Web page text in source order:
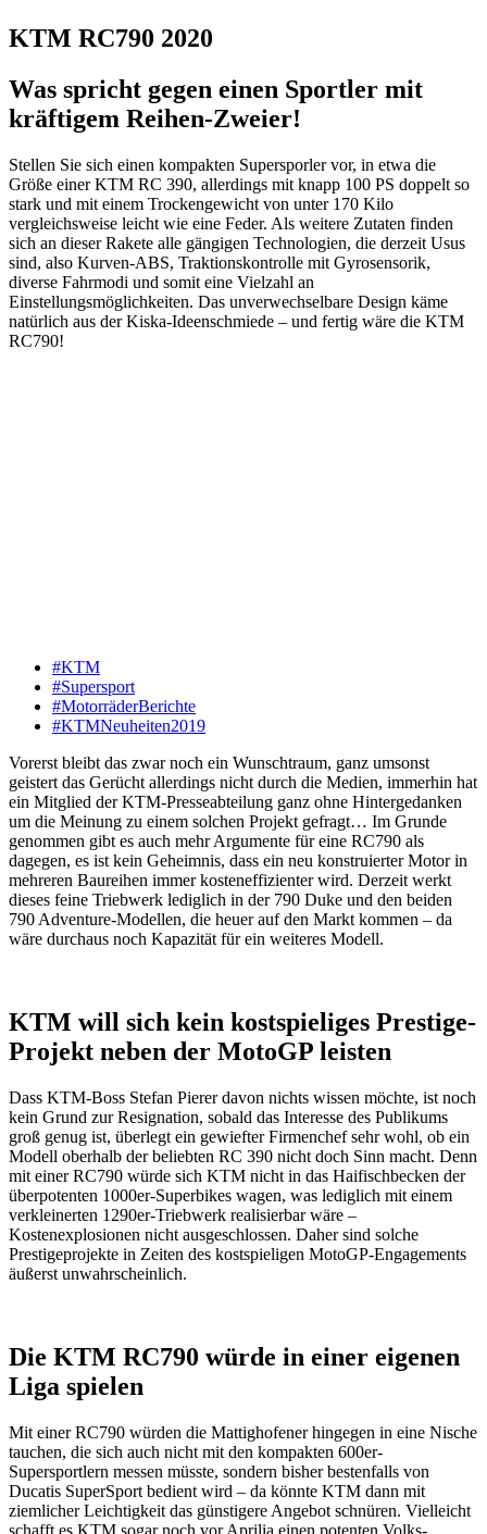
KTM RC790 2020
Was spricht gegen einen Sportler mit
kräftigem Reihen-Zweier!
Stellen Sie sich einen kompakten Supersporler vor, in etwa die
Größe einer KTM RC 390, allerdings mit knapp 100 PS doppelt so
stark und mit einem Trockengewicht von unter 170 Kilo
vergleichsweise leicht wie eine Feder. Als weitere Zutaten finden
sich an dieser Rakete alle gängigen Technologien, die derzeit Usus
sind, also Kurven-ABS, Traktionskontrolle mit Gyrosensorik,
diverse Fahrmodi und somit eine Vielzahl an
Einstellungsmöglichkeiten. Das unverwechselbare Design käme
natürlich aus der Kiska-Ideenschmiede – und fertig wäre die KTM
RC790!
#KTM
#Supersport
#MotorräderBerichte
#KTMNeuheiten2019
Vorerst bleibt das zwar noch ein Wunschtraum, ganz umsonst
geistert das Gerücht allerdings nicht durch die Medien, immerhin hat
ein Mitglied der KTM-Presseabteilung ganz ohne Hintergedanken
um die Meinung zu einem solchen Projekt gefragt… Im Grunde
genommen gibt es auch mehr Argumente für eine RC790 als
dagegen, es ist kein Geheimnis, dass ein neu konstruierter Motor in
mehreren Baureihen immer kosteneffizienter wird. Derzeit werkt
dieses feine Triebwerk lediglich in der 790 Duke und den beiden
790 Adventure-Modellen, die heuer auf den Markt kommen – da
wäre durchaus noch Kapazität für ein weiteres Modell.
KTM will sich kein kostspieliges Prestige-
Projekt neben der MotoGP leisten
Dass KTM-Boss Stefan Pierer davon nichts wissen möchte, ist noch
kein Grund zur Resignation, sobald das Interesse des Publikums
groß genug ist, überlegt ein gewiefter Firmenchef sehr wohl, ob ein
Modell oberhalb der beliebten RC 390 nicht doch Sinn macht. Denn
mit einer RC790 würde sich KTM nicht in das Haifischbecken der
überpotenten 1000er-Superbikes wagen, was lediglich mit einem
verkleinerten 1290er-Triebwerk realisierbar wäre –
Kostenexplosionen nicht ausgeschlossen. Daher sind solche
Prestigeprojekte in Zeiten des kostspieligen MotoGP-Engagements
äußerst unwahrscheinlich.
Die KTM RC790 würde in einer eigenen
Liga spielen
Mit einer RC790 würden die Mattighofener hingegen in eine Nische
tauchen, die sich auch nicht mit den kompakten 600er-
Supersportlern messen müsste, sondern bisher bestenfalls von
Ducatis SuperSport bedient wird – da könnte KTM dann mit
ziemlicher Leichtigkeit das günstigere Angebot schnüren. Vielleicht
schafft es KTM sogar noch vor Aprilia einen potenten Volks-